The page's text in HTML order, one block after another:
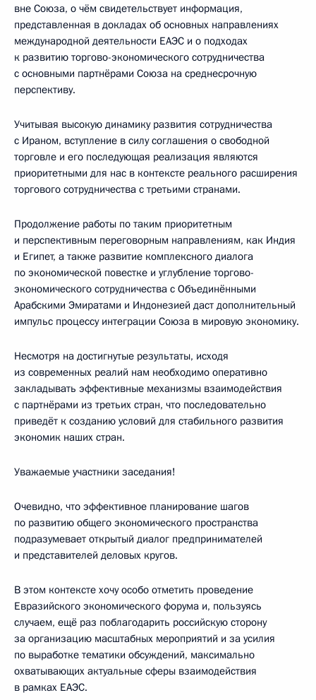
вне Союза, о чём свидетельствует информация,
представленная в докладах об основных направлениях
международной деятельности ЕАЭС и о подходах
к развитию торгово-экономического сотрудничества
с основными партнёрами Союза на среднесрочную
перспективу.
Учитывая высокую динамику развития сотрудничества
с Ираном, вступление в силу соглашения о свободной
торговле и его последующая реализация являются
приоритетными для нас в контексте реального расширения
торгового сотрудничества с третьими странами.
Продолжение работы по таким приоритетным
и перспективным переговорным направлениям, как Индия
и Египет, а также развитие комплексного диалога
по экономической повестке и углубление торгово-
экономического сотрудничества с Объединёнными
Арабскими Эмиратами и Индонезией даст дополнительный
импульс процессу интеграции Союза в мировую экономику.
Несмотря на достигнутые результаты, исходя
из современных реалий нам необходимо оперативно
закладывать эффективные механизмы взаимодействия
с партнёрами из третьих стран, что последовательно
приведёт к созданию условий для стабильного развития
экономик наших стран.
Уважаемые участники заседания!
Очевидно, что эффективное планирование шагов
по развитию общего экономического пространства
подразумевает открытый диалог предпринимателей
и представителей деловых кругов.
В этом контексте хочу особо отметить проведение
Евразийского экономического форума и, пользуясь
случаем, ещё раз поблагодарить российскую сторону
за организацию масштабных мероприятий и за усилия
по выработке тематики обсуждений, максимально
охватывающих актуальные сферы взаимодействия
в рамках ЕАЭС.